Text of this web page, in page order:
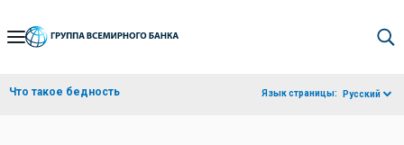
Skip
Navigation
Что такое бедность Язык страницы: Русский